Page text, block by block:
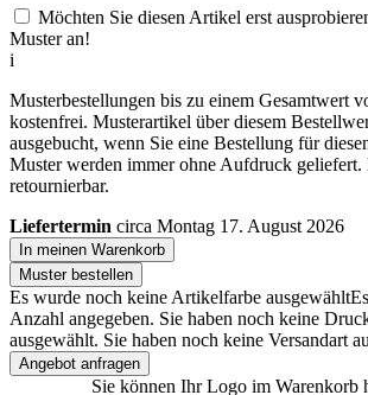
Möchten Sie diesen Artikel erst
Muster an!
i
Musterbestellungen bis zu einem Gesamtwert
kostenfrei. Musterartikel über diesem
ausgebucht, wenn Sie eine Bestellung für
Muster werden immer ohne Aufdruck geliefert.
retournierbar.
Liefertermin circa Montag 17. August 2026
In meinen Warenkorb
Muster bestellen
Es wurde noch keine Artikelfarbe ausgewählt
Anzahl angegeben. Sie haben noch keine
ausgewählt. Sie haben noch keine Versandart
Angebot anfragen
Sie können Ihr Logo im Warenkorb